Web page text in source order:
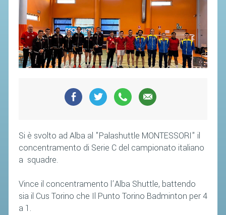
Si è svolto ad Alba al "Palashuttle MONTESSORI" il
concentramento di Serie C del campionato italiano
a squadre.
Vince il concentramento l’Alba Shuttle, battendo
sia il Cus Torino che Il Punto Torino Badminton per 4
a 1.
CALENDARIO
FIBA NAZIONALE